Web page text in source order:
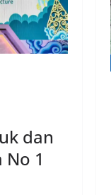
dan
No 1